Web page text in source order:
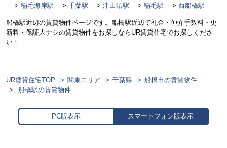
稲毛海岸駅 千葉駅 津田沼駅 稲毛駅 西船橋駅
船橋駅近辺の賃貸物件ページです。船橋駅近辺で礼金・仲介手数料・更
新料・保証人ナシの賃貸物件をお探しならUR賃貸住宅でお探しくださ
い！
UR賃貸住宅TOP 関東エリア 千葉県
船橋市の賃貸物件
船橋駅の賃貸物件
PC版表示 スマートフォン版表示